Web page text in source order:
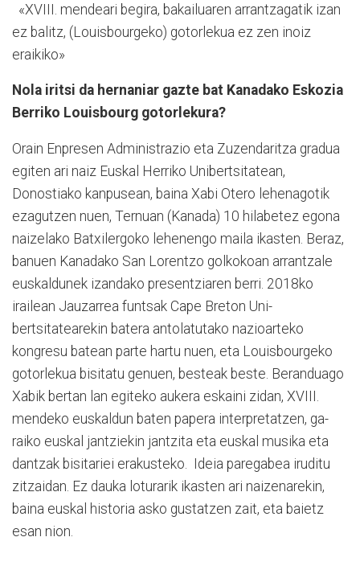
«XVIII. mendeari begira, bakailuaren arrantzagatik izan
ez balitz, (Louisbourgeko) gotorlekua ez zen inoiz
eraikiko»
Nola iritsi da hernaniar gazte bat Kanadako Eskozia
Berriko Louisbourg gotorlekura?
Orain Enpresen Administrazio eta Zuzendaritza gradua
egiten ari naiz Euskal Herriko Uni­ber­tsitatean,
Donostiako kanpusean, baina Xabi Otero lehenagotik
ezagutzen nuen, Ternuan (Kanada) 10 hilabetez egona
naizelako Batxilergoko lehenengo maila ikasten. Beraz,
ba­nuen Kanadako San Lo­ren­tzo golkokoan arrantzale
euskaldunek izandako presentziaren berri. 2018ko
irailean Jau­zarrea funtsak Cape Breton Uni­
bertsitatearekin batera an­tolatutako nazioarteko
kongresu batean parte hartu nuen, eta Louisbourgeko
gotorlekua bisitatu genuen, besteak beste. Beranduago
Xabik bertan lan egiteko aukera eskaini zidan, XVIII.
mendeko euskaldun ba­ten papera interpretatzen, ga­
raiko euskal jantziekin jantzita eta euskal musika eta
dan­tzak bisitariei erakusteko. Ideia paregabea iruditu
zitzaidan. Ez dauka loturarik ikasten ari naizenarekin,
baina euskal historia asko gustatzen zait, eta baietz
esan nion.